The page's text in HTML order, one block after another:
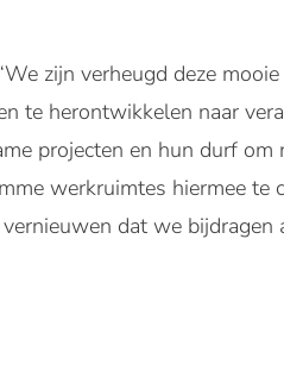
zijn verheugd deze
te herontwikkelen naar
projecten en hun durf om
werkruimtes hiermee te
dat we bijdragen